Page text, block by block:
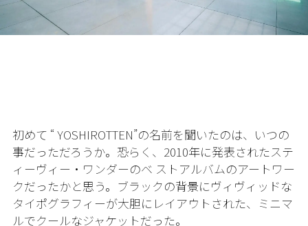
初めて “ YOSHIROTTEN”の名前を聞いたのは、いつの
事だっただろうか。恐らく、2010年に発表されたステ
ィーヴィー・ワンダーのベ ストアルバムのアートワー
クだったかと思う。ブラックの背景にヴィヴィッドな
タイポグラフィーが大胆にレイアウトされた、ミニマ
ルでクールなジャケットだった。